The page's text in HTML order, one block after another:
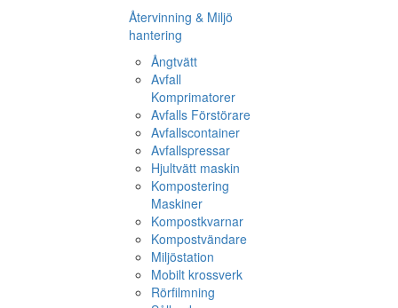
Återvinning & Miljö
hantering
Ångtvätt
Avfall
Komprimatorer
Avfalls Förstörare
Avfallscontainer
Avfallspressar
Hjultvätt maskin
Kompostering
Maskiner
Kompostkvarnar
Kompostvändare
Miljöstation
Mobilt krossverk
Rörfilmning